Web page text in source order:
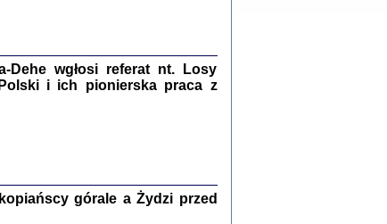
NAM KOLEJNA GODZINA ...
Dehe wgłosi referat nt. Losy
i ich pionierska praca z
górale a Żydzi przed